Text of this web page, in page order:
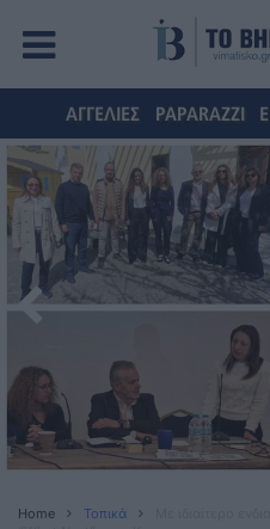
ΑΓΓΕΛΙΕΣ PAPARAZZI
Home Τοπικά